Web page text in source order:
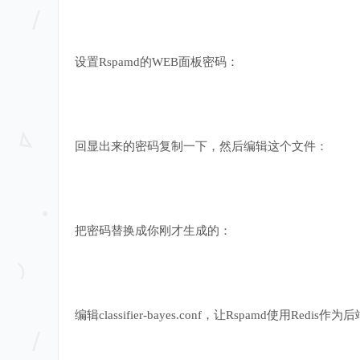
设置Rspamd的WEB面板密码：
回显出来的密码复制一下，然后编辑这个文件：
把密码替换成你刚才生成的：
编辑classifier-bayes.conf，让Rspamd使用Redis作为后